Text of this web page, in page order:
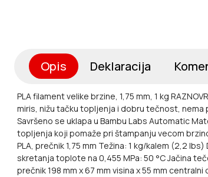
Opis Deklaracija
PLA filament velike brzine, 1,75 mm, 1 kg
miris, nižu tačku topljenja i dobru tečnost,
Savršeno se uklapa u Bambu Labs Automatic
topljenja koji pomaže pri štampanju vecom
PLA, prečnik 1,75 mm Težina: 1 kg/kalem (2,2 lbs)
skretanja toplote na 0,455 MPa: 50 °CJačina
prečnik 198 mm x 67 mm visina x 55 mm centralni